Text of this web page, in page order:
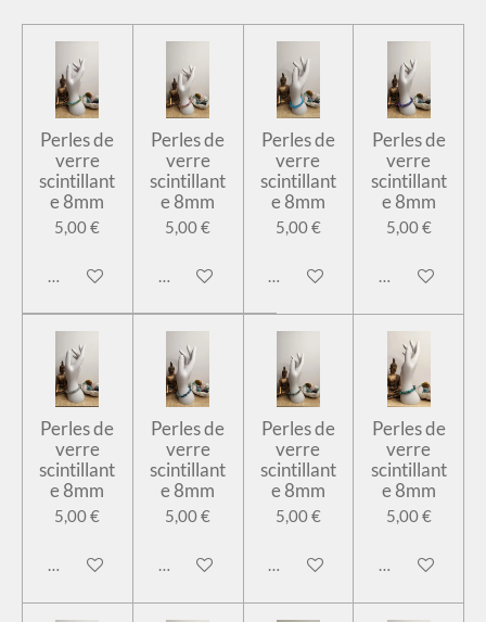
Perles de
verre
scintillant
e 8mm
5,00 €
Ajouter au panier
Perles de
verre
scintillant
e 8mm
5,00 €
Ajouter au panier
Perles de
verre
scintillant
e 8mm
5,00 €
Ajouter au panier
Perles de
verre
scintillant
e 8mm
5,00 €
Ajouter au
Perles de
verre
scintillant
e 8mm
5,00 €
Ajouter au panier
Perles de
verre
scintillant
e 8mm
5,00 €
Ajouter au panier
Perles de
verre
scintillant
e 8mm
5,00 €
Ajouter au panier
Perles de
verre
scintillant
e 8mm
5,00 €
Ajouter au